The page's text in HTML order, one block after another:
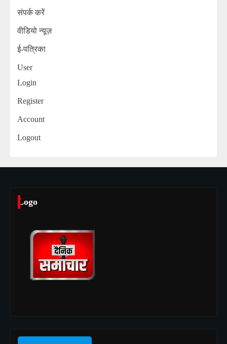
संपर्क करें
वीडियो न्यूज़
ई-पत्रिका
User
Login
Register
Account
Logout
Logo